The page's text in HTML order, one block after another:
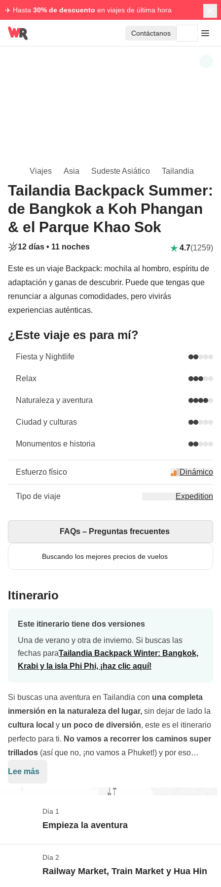
✈️ Hasta 30% de descuento en viajes de última hora
Contáctanos
Viajes Asia Sudeste Asiático Tailandia
Tailandia Backpack Summer:
de Bangkok a Koh Phangan
& el Parque Khao Sok
12 días • 11 noches 4.7(1259)
Este es un viaje Backpack: mochila al hombro, espíritu de
adaptación y ganas de descubrir. Puede que tengas que
renunciar a algunas comodidades, pero vivirás
experiencias auténticas.
¿Este viaje es para mí?
Fiesta y Nightlife
Relax
Naturaleza y aventura
Ciudad y culturas
Monumentos e historia
Esfuerzo físico Dinámico
Tipo de viaje Expedition
Buscando los mejores precios de vuelos
FAQs – Preguntas frecuentes
Itinerario
Este itinerario tiene dos versiones
Una de verano y otra de invierno. Si buscas las
fechas paraTailandia Backpack Winter: Bangkok,
Krabi y la isla Phi Phi, ¡haz clic aquí!
Si buscas una aventura en Tailandia con una completa
inmersión en la naturaleza del lugar, sin dejar de lado la
cultura local y un poco de diversión, este es el itinerario
perfecto para ti. No vamos a recorrer los caminos super
trillados (así que no, ¡no vamos a Phuket!) y por eso
estamos aún más impresionados y fascinados por este
esencia de Tailandia y del sudeste asiático, pero no nos
quedamos allí mucho tiempo: nos trasladamos casi
inmediatamente a la costa, aChumphon
días, durmiendo en alojamientos rodeados de vegetación
Lee más
Día 1
Empieza la aventura
¡Tu WeRoad empieza oficialmente!
Día 2
Railway Market, Train Market y Hua Hin